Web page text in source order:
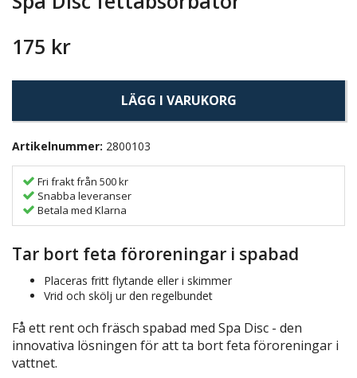
175 kr
LÄGG I VARUKORG
Artikelnummer: 2800103
Fri frakt från 500 kr
Snabba leveranser
Betala med Klarna
Tar bort feta föroreningar i spabad
Placeras fritt flytande eller i skimmer
Vrid och skölj ur den regelbundet
Få ett rent och fräsch spabad med Spa Disc - den
innovativa lösningen för att ta bort feta föroreningar i
vattnet.